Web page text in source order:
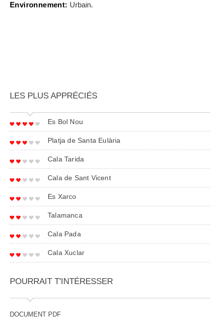
Environnement: Urbain.
LES PLUS APPRÉCIÉS
Es Bol Nou
Platja de Santa Eulària
Cala Tarida
Cala de Sant Vicent
Es Xarco
Talamanca
Cala Pada
Cala Xuclar
POURRAIT T'INTÉRESSER
DOCUMENT PDF